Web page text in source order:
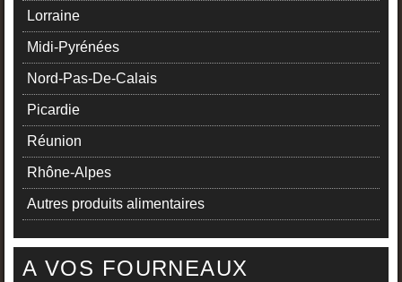
Lorraine
Midi-Pyrénées
Nord-Pas-De-Calais
Picardie
Réunion
Rhône-Alpes
Autres produits alimentaires
A VOS FOURNEAUX